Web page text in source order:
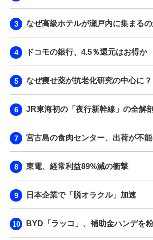
なぜ高級ホテルが瀬戸内に集まる
ドコモの銀行、4.5％還元はお得か
なぜ痩せ薬が抗老化研究の中心に？
JR東海初の「夜行新幹線」の全解剖
宮古島の食肉センター、出荷が不能
東電、経常利益89%減の衝撃
日本企業で「脱オラクル」加速
BYD「ラッコ」、補助金ハンデを